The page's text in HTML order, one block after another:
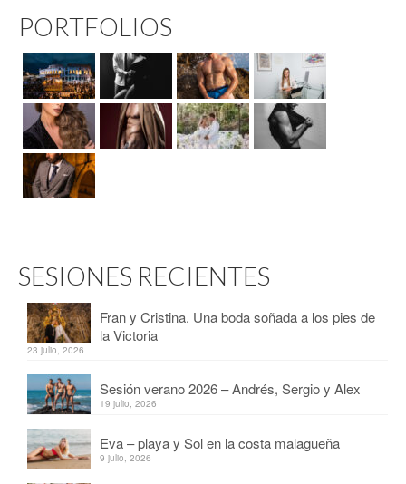
PORTFOLIOS
SESIONES RECIENTES
Fran y Cristina. Una boda soñada a los pies de
la Victoria
23 julio, 2026
Sesión verano 2026 – Andrés, Sergio y Alex
19 julio, 2026
Eva – playa y Sol en la costa malagueña
9 julio, 2026